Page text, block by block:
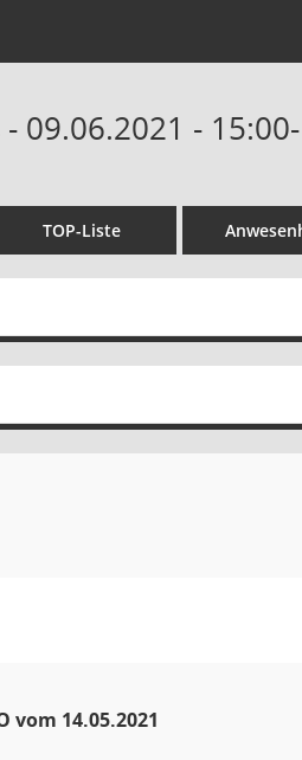
09.06.2021 -
TOP-Liste
vom 14.05.2021